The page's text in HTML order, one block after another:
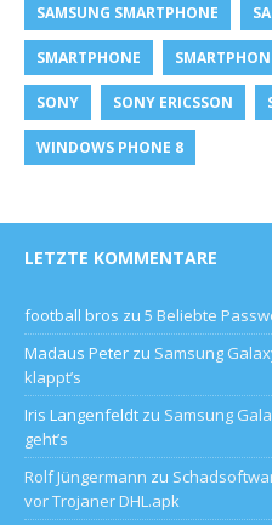
SAMSUNG SMARTPHONE
SMARTPHONE
SONY SONY ERICSSON
WINDOWS PHONE 8
LETZTE KOMMENTARE
football bros zu 5 Beliebte
Madaus Peter zu Samsung
klappt’s
Iris Langenfeldt zu Samsung
geht’s
Rolf Jüngermann zu
vor Trojaner DHL.apk